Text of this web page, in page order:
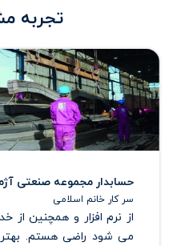
تجربه
حسابدار مجموعه صنعتی
سر کار خانم اسلامی
از نرم افزار و همچنین از
می شود راضی هستم.